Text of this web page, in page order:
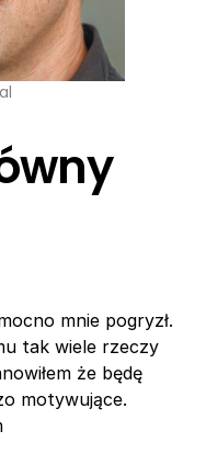
mnie pogryzł.
tak wiele rzeczy
że będę
motywujące.